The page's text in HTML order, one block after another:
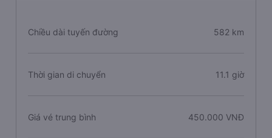
Chiều dài tuyến đường 582 km
Thời gian di chuyển 11.1 giờ
Giá vé trung bình 450.000 VNĐ